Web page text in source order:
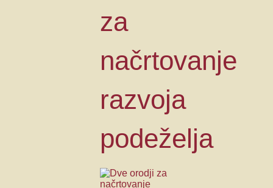
za
načrtovanje
razvoja
podeželja